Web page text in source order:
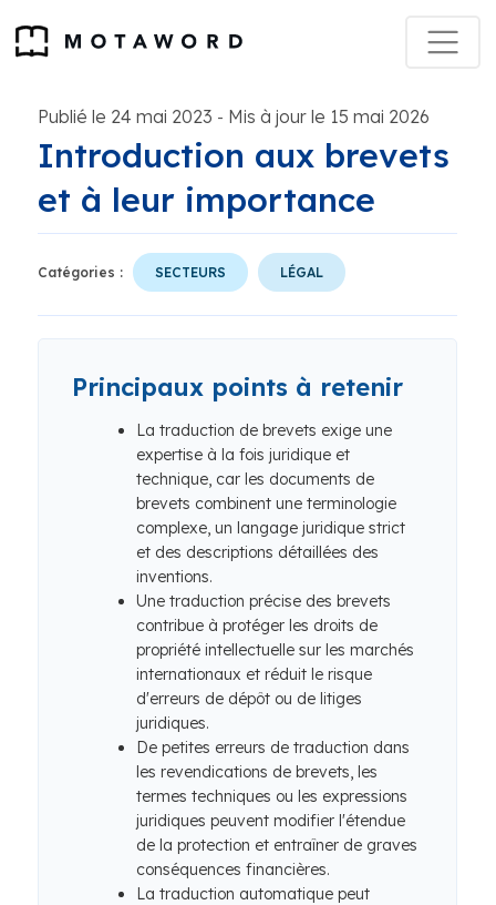
Publié le 24 mai 2023 - Mis à jour le 15 mai 2026
Introduction aux brevets
et à leur importance
Catégories : SECTEURS LÉGAL
Principaux points à retenir
La traduction de brevets exige une
expertise à la fois juridique et
technique, car les documents de
brevets combinent une terminologie
complexe, un langage juridique strict
et des descriptions détaillées des
inventions.
Une traduction précise des brevets
contribue à protéger les droits de
propriété intellectuelle sur les marchés
internationaux et réduit le risque
d'erreurs de dépôt ou de litiges
juridiques.
De petites erreurs de traduction dans
les revendications de brevets, les
termes techniques ou les expressions
juridiques peuvent modifier l'étendue
de la protection et entraîner de graves
conséquences financières.
La traduction automatique peut